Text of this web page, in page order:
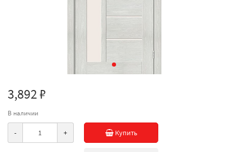
3,892 ₽
В наличии
- + Купить